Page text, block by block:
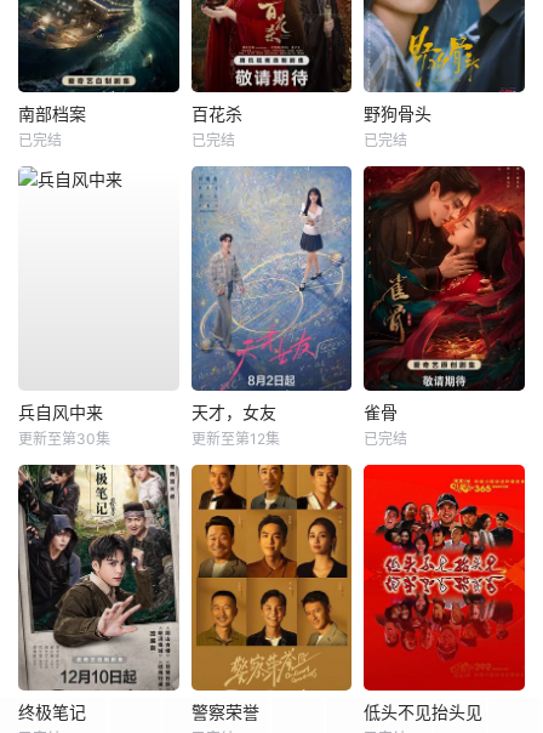
南部档案
已完结
百花杀
已完结
野狗骨头
已完结
兵自风中来
更新至第30集
天才，女友
更新至第12集
雀骨
已完结
终极笔记 警察荣誉 低头不见抬头见